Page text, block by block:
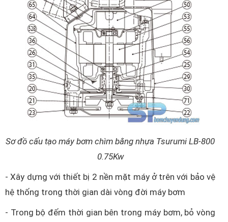
Sơ đồ cấu tạo máy bơm chìm bằng nhựa Tsurumi LB-800
0.75Kw
- Xây dựng với thiết bị 2 nền mặt máy ở trên với bảo vệ
hệ thống trong thời gian dài vòng đời máy bơm
- Trong bộ đếm thời gian bên trong máy bơm, bỏ vòng